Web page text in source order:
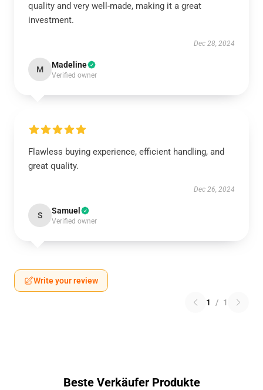
quality and very well-made, making it a great
investment.
Dec 28, 2024
M Madeline
Verified owner
Flawless buying experience, efficient handling, and
great quality.
Dec 26, 2024
S Samuel
Verified owner
Write your review
1 / 1
Beste Verkäufer Produkte